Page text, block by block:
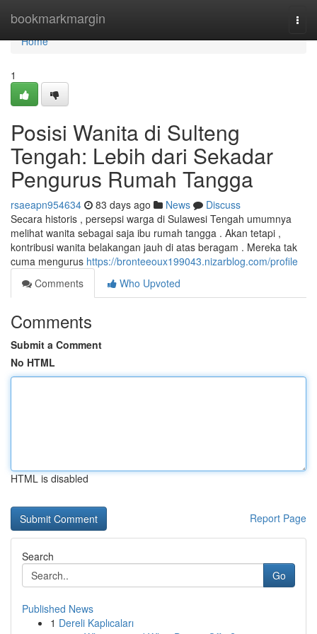
bookmarkmargin
Home
Home
1
Posisi Wanita di Sulteng
Tengah: Lebih dari Sekadar
Pengurus Rumah Tangga
rsaeapn954634 83 days ago News
Discuss
Secara historis , persepsi warga di Sulawesi Tengah umumnya
melihat wanita sebagai saja ibu rumah tangga . Akan tetapi ,
kontribusi wanita belakangan jauh di atas beragam . Mereka tak
cuma mengurus https://bronteeoux199043.nizarblog.com/profile
Comments
Who Upvoted
Comments
Submit a Comment
No HTML
HTML is disabled
Report Page
Search
Go
Published News
1 Dereli Kaplıcaları